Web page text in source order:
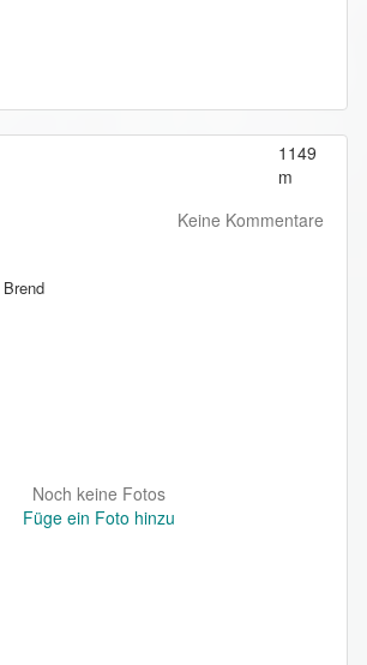
1149
m
Keine Kommentare
Noch keine Fotos
Füge ein Foto hinzu